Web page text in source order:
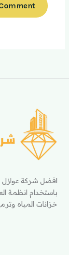
افضل شركة عوازل
باستخدام انظمة
خزانات المياه